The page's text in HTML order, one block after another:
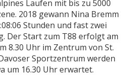
Laufen mit bis zu 5000
2018 gewann Nina Bremm
Stunden und fast zwei
Der Start zum T88 erfolgt am
8.30 Uhr im Zentrum von St.
Sportzentrum werden
um 16.30 Uhr erwartet.